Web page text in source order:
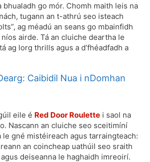
bhualadh go mór. Chomh maith leis na
tugann an t-athrú seo isteach
ag méadú an seans go mbainfidh
airde. Tá an cluiche deartha le
ag lorg thrills agus a d’fhéadfadh a
Caibidil Nua i nDomhan
eile é Red Door Roulette i saol na
Nascann an cluiche seo sceitimíní
gné mistéireach agus tarraingteach:
an coincheap uathúil seo sraith
deiseanna le haghaidh imreoirí.